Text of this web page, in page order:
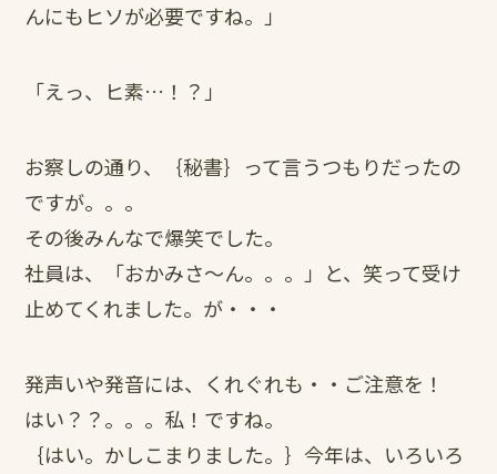
んにもヒソが必要ですね。」
「えっ、ヒ素…！？」
お察しの通り、｛秘書｝って言うつもりだったの
ですが。。。
その後みんなで爆笑でした。
社員は、「おかみさ～ん。。。」と、笑って受け
止めてくれました。が・・・
発声いや発音には、くれぐれも・・ご注意を！
はい？？。。。私！ですね。
｛はい。かしこまりました。｝今年は、いろいろ